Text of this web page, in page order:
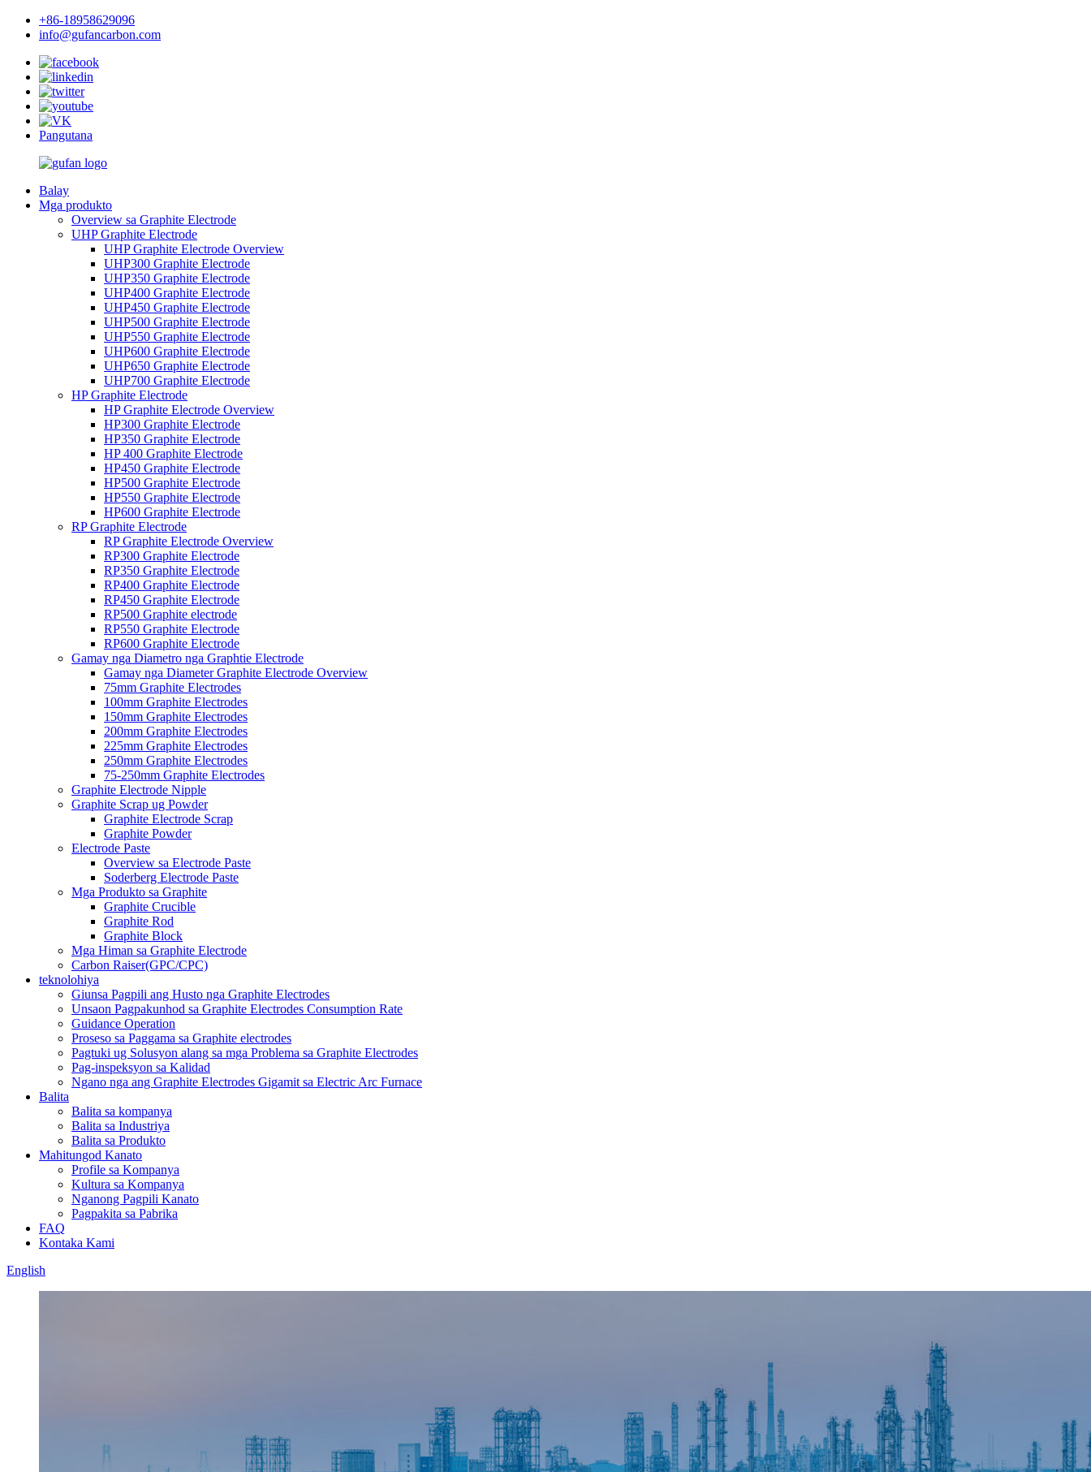
+86-18958629096
info@gufancarbon.com
Pangutana
Balay
Mga produkto
Overview sa Graphite Electrode
UHP Graphite Electrode
UHP Graphite Electrode Overview
UHP300 Graphite Electrode
UHP350 Graphite Electrode
UHP400 Graphite Electrode
UHP450 Graphite Electrode
UHP500 Graphite Electrode
UHP550 Graphite Electrode
UHP600 Graphite Electrode
UHP650 Graphite Electrode
UHP700 Graphite Electrode
HP Graphite Electrode
HP Graphite Electrode Overview
HP300 Graphite Electrode
HP350 Graphite Electrode
HP 400 Graphite Electrode
HP450 Graphite Electrode
HP500 Graphite Electrode
HP550 Graphite Electrode
HP600 Graphite Electrode
RP Graphite Electrode
RP Graphite Electrode Overview
RP300 Graphite Electrode
RP350 Graphite Electrode
RP400 Graphite Electrode
RP450 Graphite Electrode
RP500 Graphite electrode
RP550 Graphite Electrode
RP600 Graphite Electrode
Gamay nga Diametro nga Graphtie Electrode
Gamay nga Diameter Graphite Electrode Overview
75mm Graphite Electrodes
100mm Graphite Electrodes
150mm Graphite Electrodes
200mm Graphite Electrodes
225mm Graphite Electrodes
250mm Graphite Electrodes
75-250mm Graphite Electrodes
Graphite Electrode Nipple
Graphite Scrap ug Powder
Graphite Electrode Scrap
Graphite Powder
Electrode Paste
Overview sa Electrode Paste
Soderberg Electrode Paste
Mga Produkto sa Graphite
Graphite Crucible
Graphite Rod
Graphite Block
Mga Himan sa Graphite Electrode
Carbon Raiser(GPC/CPC)
teknolohiya
Giunsa Pagpili ang Husto nga Graphite Electrodes
Unsaon Pagpakunhod sa Graphite Electrodes Consumption Rate
Guidance Operation
Proseso sa Paggama sa Graphite electrodes
Pagtuki ug Solusyon alang sa mga Problema sa Graphite Electrodes
Pag-inspeksyon sa Kalidad
Ngano nga ang Graphite Electrodes Gigamit sa Electric Arc Furnace
Balita
Balita sa kompanya
Balita sa Industriya
Balita sa Produkto
Mahitungod Kanato
Profile sa Kompanya
Kultura sa Kompanya
Nganong Pagpili Kanato
Pagpakita sa Pabrika
FAQ
Kontaka Kami
English